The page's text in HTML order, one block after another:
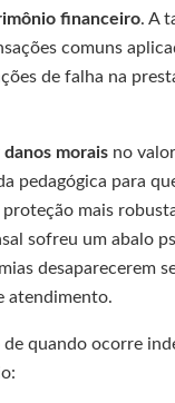
financeiro. A
comuns
de falha na
danos morais no
pedagógica para
mais
sofreu um abalo
desaparecerem
atendimento.
de quando ocorre